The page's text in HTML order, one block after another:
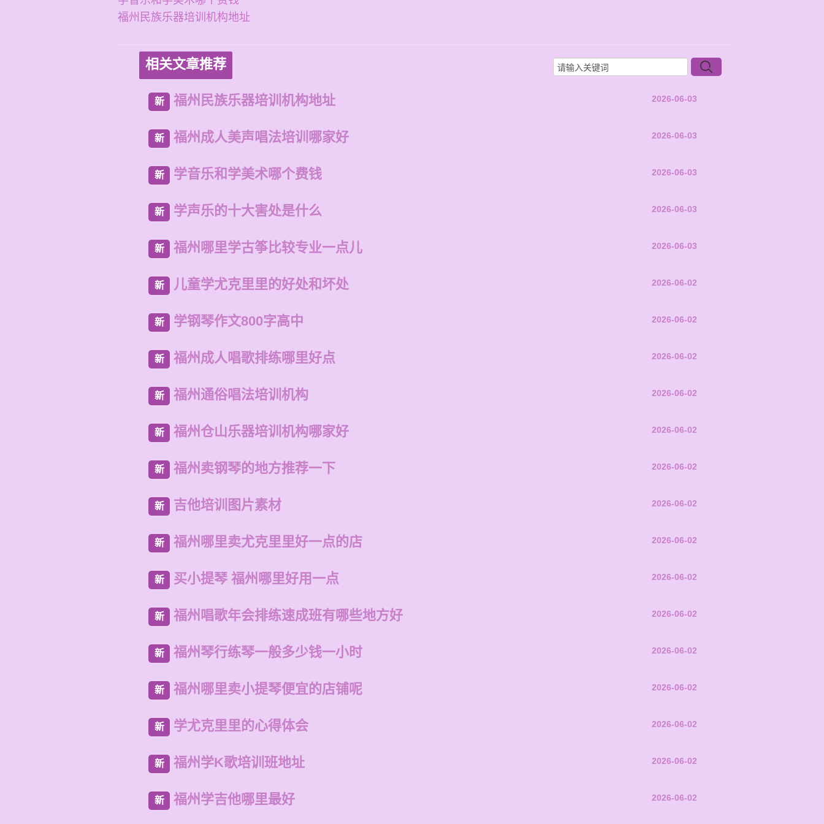
福州民族乐器培训机构地址
相关文章推荐
新 福州民族乐器培训机构地址 2026-06-03
新 福州成人美声唱法培训哪家好 2026-06-03
新 学音乐和学美术哪个费钱 2026-06-03
新 学声乐的十大害处是什么 2026-06-03
新 福州哪里学古筝比较专业一点儿 2026-06-03
新 儿童学尤克里里的好处和坏处 2026-06-02
新 学钢琴作文800字高中 2026-06-02
新 福州成人唱歌排练哪里好点 2026-06-02
新 福州通俗唱法培训机构 2026-06-02
新 福州仓山乐器培训机构哪家好 2026-06-02
新 福州卖钢琴的地方推荐一下 2026-06-02
新 吉他培训图片素材 2026-06-02
新 福州哪里卖尤克里里好一点的店 2026-06-02
新 买小提琴 福州哪里好用一点 2026-06-02
新 福州唱歌年会排练速成班有哪些地方好 2026-06-02
新 福州琴行练琴一般多少钱一小时 2026-06-02
新 福州哪里卖小提琴便宜的店铺呢 2026-06-02
新 学尤克里里的心得体会 2026-06-02
新 福州学K歌培训班地址 2026-06-02
新 福州学吉他哪里最好 2026-06-02